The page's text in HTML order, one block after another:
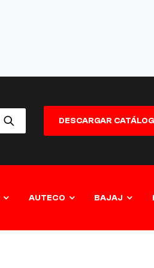
DESCARGAR
AUTECO BAJAJ